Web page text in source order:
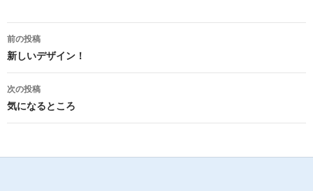
b
o
o
k
er
投
稿
ナ
ビ
ゲ
ー
前の投稿
新しいデザイン！
次の投稿
気になるところ